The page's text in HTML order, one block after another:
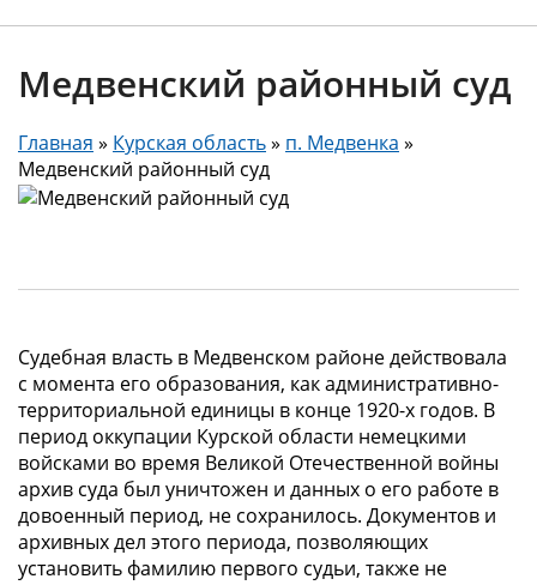
Медвенский районный суд
Главная » Курская область» п. Медвенка »
Медвенский районный суд
Судебная власть в Медвенском районе действовала
с момента его образования, как административно-
территориальной единицы в конце 1920-х годов. В
период оккупации Курской области немецкими
войсками во время Великой Отечественной войны
архив суда был уничтожен и данных о его работе в
довоенный период, не сохранилось. Документов и
архивных дел этого периода, позволяющих
установить фамилию первого судьи, также не